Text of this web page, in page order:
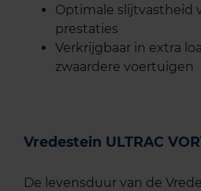
Optimale slijtvastheid
prestaties
Verkrijgbaar in extra
zwaardere voertuigen
Vredestein ULTRAC
De levensduur van de